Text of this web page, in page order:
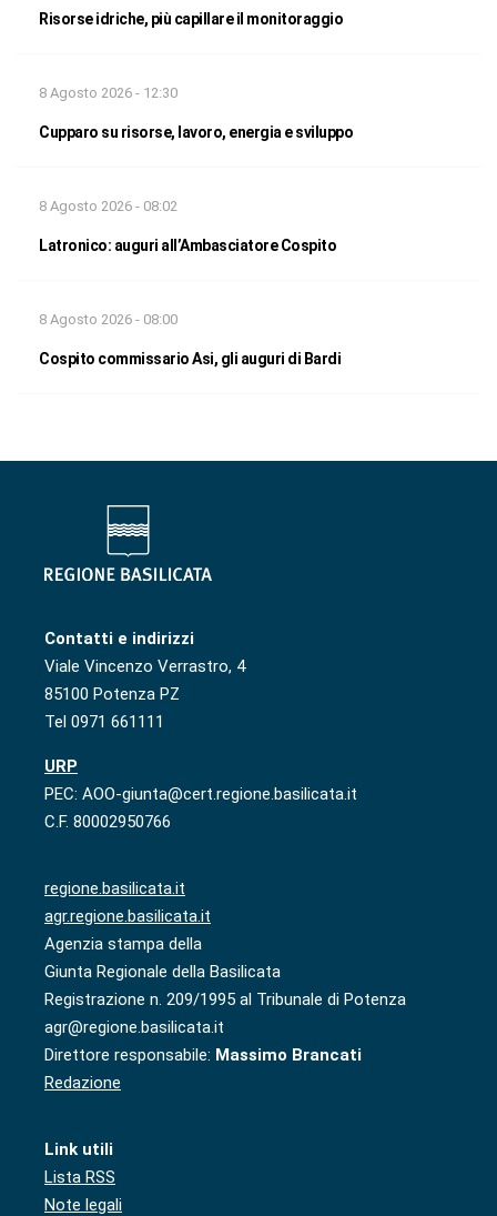
Risorse idriche, più capillare il monitoraggio
8 Agosto 2026 - 12:30
Cupparo su risorse, lavoro, energia e sviluppo
8 Agosto 2026 - 08:02
Latronico: auguri all’Ambasciatore Cospito
8 Agosto 2026 - 08:00
Cospito commissario Asi, gli auguri di Bardi
Contatti e indirizzi
Viale Vincenzo Verrastro, 4
85100 Potenza PZ
Tel 0971 661111
URP
PEC: AOO-giunta@cert.regione.basilicata.it
C.F. 80002950766
regione.basilicata.it
agr.regione.basilicata.it
Agenzia stampa della
Giunta Regionale della Basilicata
Registrazione n. 209/1995 al Tribunale di Potenza
agr@regione.basilicata.it
Direttore responsabile: Massimo Brancati
Redazione
Link utili
Lista RSS
Note legali